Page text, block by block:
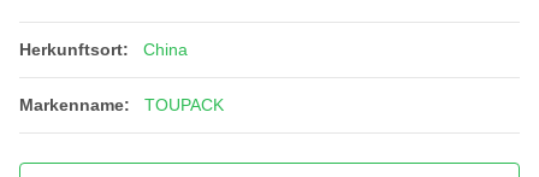
Herkunftsort: China
Markenname: TOUPACK